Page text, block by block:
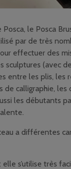
Posca, le Posca
par de très
effectuer des
sculptures (avec
entre les plis, les
de calligraphie, les
les débutants
a différentes
: elle s’utilise très